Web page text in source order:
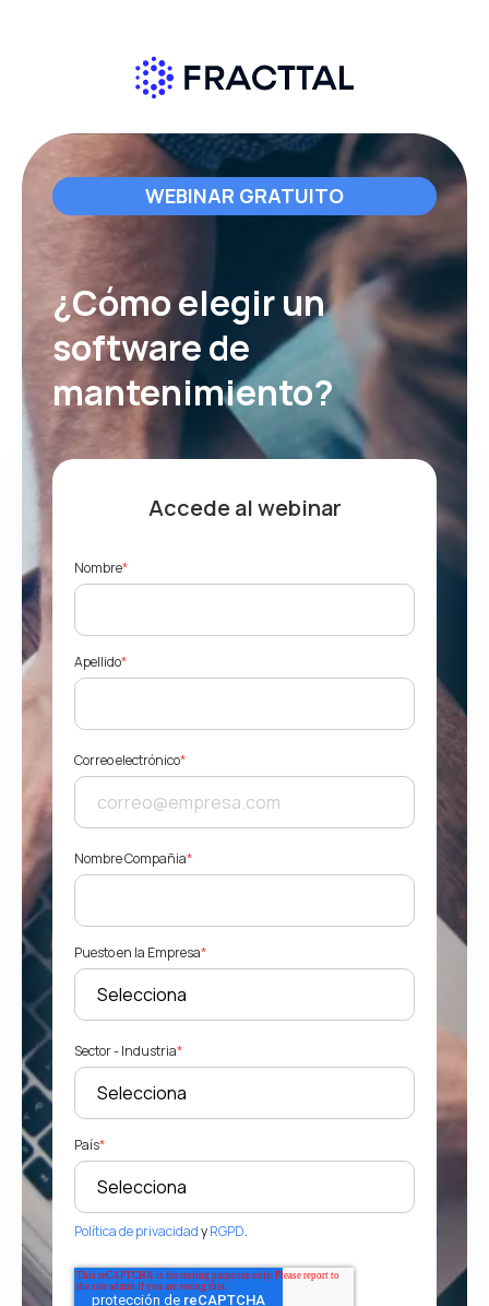
WEBINAR GRATUITO
¿Cómo elegir un
software de
mantenimiento?
Accede al webinar
Nombre*
Apellido*
Correo electrónico*
Nombre Compañia*
Puesto en la Empresa*
Sector - Industria*
País*
Política de privacidadyRGPD.